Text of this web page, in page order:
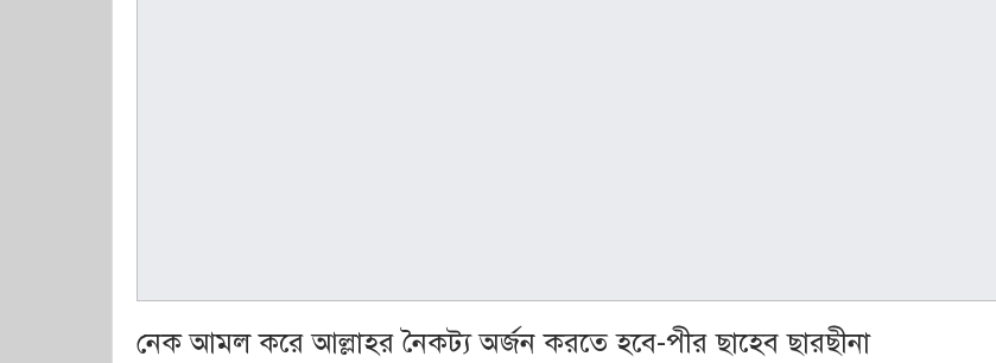
নেক আমল করে আল্লাহর নৈকট্য অর্জন করতে হবে-পীর ছাহেব ছারছীনা